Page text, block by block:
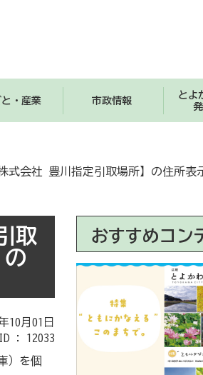
と・産業 市政情報
とよ
式会社 豊川指定引取場所】の住所表
取
10月01日
: 12033
）を個
おすすめコン